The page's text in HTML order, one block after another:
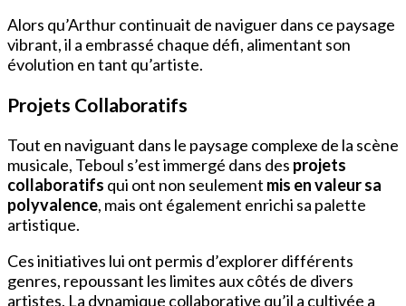
Alors qu’Arthur continuait de naviguer dans ce paysage
vibrant, il a embrassé chaque défi, alimentant son
évolution en tant qu’artiste.
Projets Collaboratifs
Tout en naviguant dans le paysage complexe de la scène
musicale, Teboul s’est immergé dans des projets
collaboratifs qui ont non seulement mis en valeur sa
polyvalence, mais ont également enrichi sa palette
artistique.
Ces initiatives lui ont permis d’explorer différents
genres, repoussant les limites aux côtés de divers
artistes. La dynamique collaborative qu’il a cultivée a